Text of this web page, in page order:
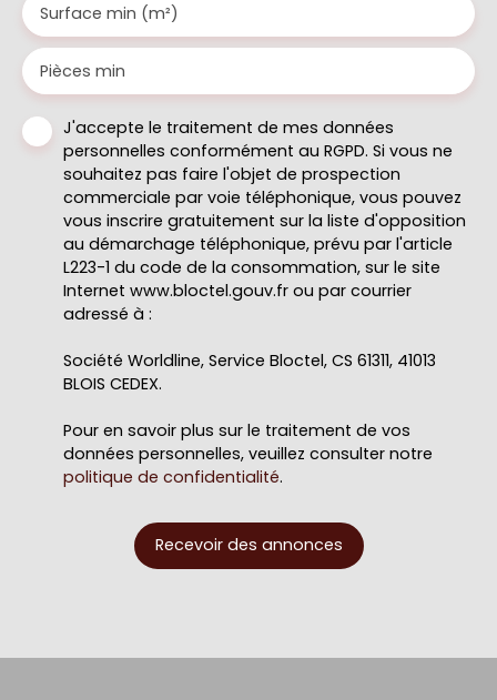
Surface min (m²)
Pièces min
J'accepte le traitement de mes données
personnelles conformément au RGPD. Si vous ne
souhaitez pas faire l'objet de prospection
commerciale par voie téléphonique, vous pouvez
vous inscrire gratuitement sur la liste d'opposition
au démarchage téléphonique, prévu par l'article
L223-1 du code de la consommation, sur le site
Internet www.bloctel.gouv.fr ou par courrier
adressé à :
Société Worldline, Service Bloctel, CS 61311, 41013
BLOIS CEDEX.
Pour en savoir plus sur le traitement de vos
données personnelles, veuillez consulter notre
politique de confidentialité.
Recevoir des annonces